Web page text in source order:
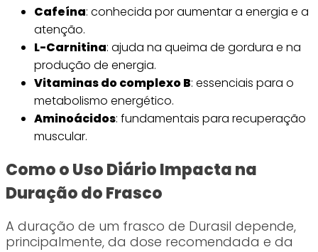
Cafeína: conhecida por aumentar a energia e a
atenção.
L-Carnitina: ajuda na queima de gordura e na
produção de energia.
Vitaminas do complexo B: essenciais para o
metabolismo energético.
Aminoácidos: fundamentais para recuperação
muscular.
Como o Uso Diário Impacta na
Duração do Frasco
A duração de um frasco de Durasil depende,
principalmente, da dose recomendada e da